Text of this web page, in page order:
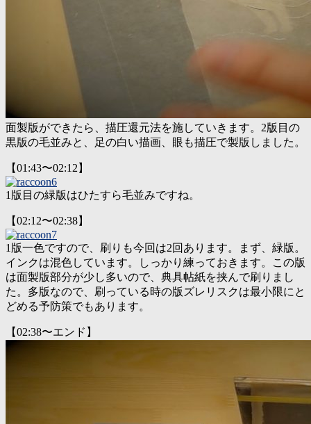
面製版ができたら、描圧還元法を施していきます。2版目の
黒版の毛並みと、足の白い描画、眼も描圧で製版しました。
【01:43〜02:12】
1版目の緑版はひたすら毛並みですね。
【02:12〜02:38】
1版一色ですので、刷りも今回は2回あります。まず、緑版。
インクは混色しています。しっかり練っておきます。この版
は面製版部分が少し多いので、典具帖紙を挟んで刷りまし
た。多版なので、刷っている時の版ズレリスクは最小限にと
どめる予防策でもあります。
【02:38〜エンド】